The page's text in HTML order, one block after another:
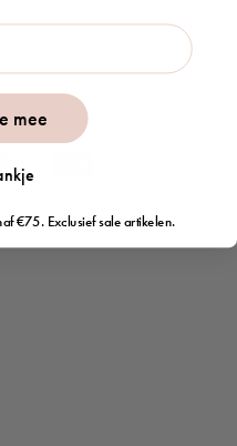
Lining: 80% polyester 20%
maat S.
mee
€75. Exclusief sale artikelen.